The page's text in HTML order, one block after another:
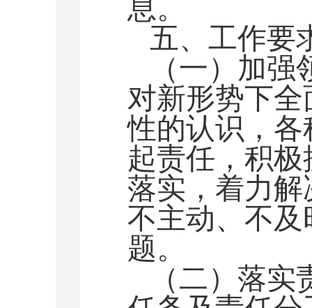
息。
五、工作要
（一）加
对新形势下
性的认识， 各
起责任，积
落实，着力
不主动、不
题。
（二）落